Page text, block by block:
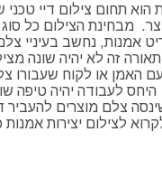
הוא תחום צילום דיי
מבחינת הצילום כל
אמנות, נחשב בעיניי
זה לא יהיה שונה
האמן או לקוח שעבורו
לעבודה יהיה טיפה
צלם מוצרים להעביר
לצילום יצירות אמנות